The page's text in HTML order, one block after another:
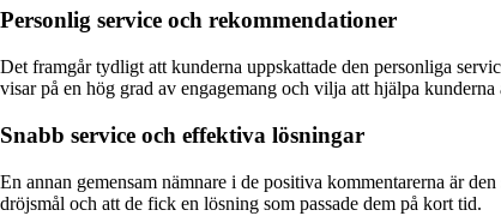
Personlig service och rekommendationer
Det framgår tydligt att kunderna uppskattade den personliga
visar på en hög grad av engagemang och vilja att hjälpa
Snabb service och effektiva lösningar
En annan gemensam nämnare i de positiva kommentarerna är
dröjsmål och att de fick en lösning som passade dem på kort tid.